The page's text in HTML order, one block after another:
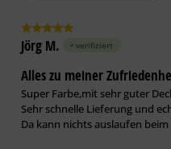
Jörg M. verifiziert
Alles zu meiner
Super Farbe,mit sehr guter
Sehr schnelle Lieferung und
Da kann nichts auslaufen